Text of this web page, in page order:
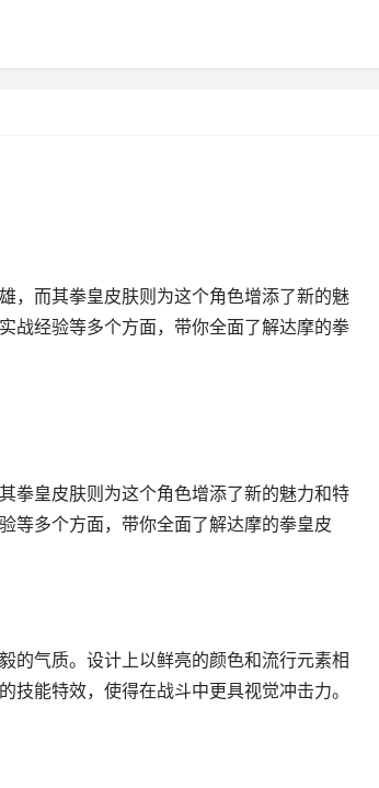
，而其拳皇皮肤则为这个角色增添了新的魅
战经验等多个方面，带你全面了解达摩的拳
拳皇皮肤则为这个角色增添了新的魅力和特
等多个方面，带你全面了解达摩的拳皇皮
的气质。设计上以鲜亮的颜色和流行元素相
能特效，使得在战斗中更具视觉冲击力。